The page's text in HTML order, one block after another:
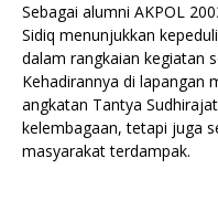
Sebagai alumni AKPOL
Sidiq menunjukkan
dalam rangkaian kegiatan
Kehadirannya di lapangan
angkatan Tantya
kelembagaan, tetapi juga
masyarakat terdampak.